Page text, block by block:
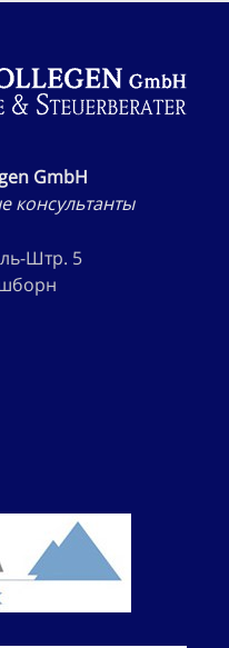
GmbH
консультанты
Штр. 5